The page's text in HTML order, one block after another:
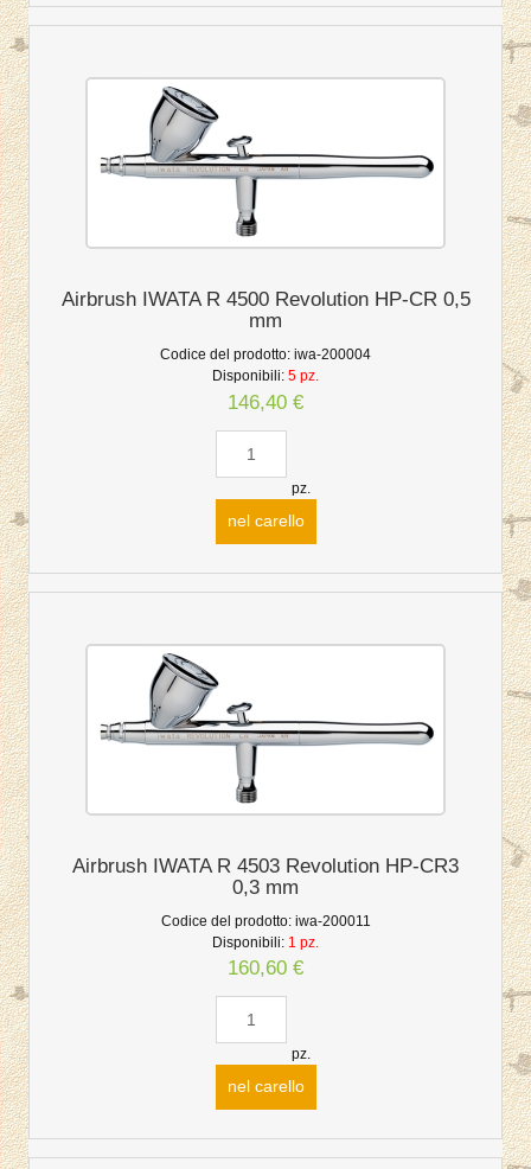
Airbrush IWATA R 4500 Revolution HP-CR 0,5
mm
Codice del prodotto: iwa-200004
Disponibili: 5 pz.
146,40 €
pz.
nel carello
Airbrush IWATA R 4503 Revolution HP-CR3
0,3 mm
Codice del prodotto: iwa-200011
Disponibili: 1 pz.
160,60 €
pz.
nel carello